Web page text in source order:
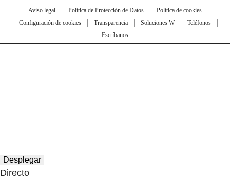
Aviso legal Política de Protección de Datos
Política de cookies
Configuración de cookies
Transparencia Soluciones W
Teléfonos
Escríbanos
Desplegar
Directo